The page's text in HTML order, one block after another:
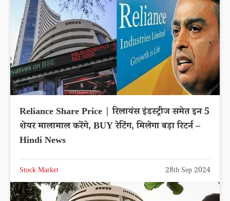
Reliance Share Price | रिलायंस इंडस्ट्रीज समेत इन 5
शेयर मालामाल करेंगे, BUY रेटिंग, मिलेगा बड़ा रिटर्न –
Hindi News
Stock Market 28th Sep 2024